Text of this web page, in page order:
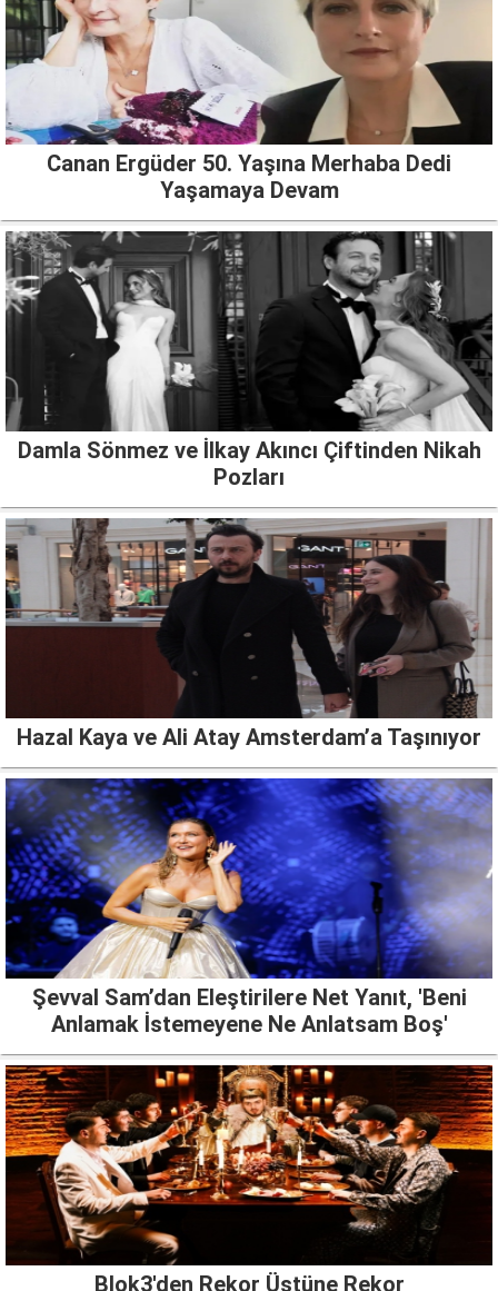
Canan Ergüder 50. Yaşına Merhaba Dedi
Yaşamaya Devam
Damla Sönmez ve İlkay Akıncı Çiftinden Nikah
Pozları
Hazal Kaya ve Ali Atay Amsterdam’a Taşınıyor
Şevval Sam’dan Eleştirilere Net Yanıt, 'Beni
Anlamak İstemeyene Ne Anlatsam Boş'
Blok3'den Rekor Üstüne Rekor